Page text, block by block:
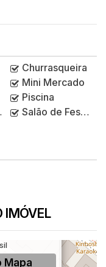
Churrasqueira
Mini Mercado
Piscina
Salão de Festas
IMÓVEL
São Paulo,
Mapa